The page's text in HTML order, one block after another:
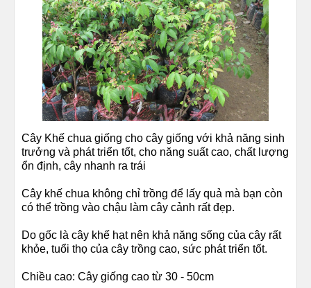
Cây Khế chua giống cho cây giống với khả năng sinh
trưởng và phát triển tốt, cho năng suất cao, chất lượng
ổn định, cây nhanh ra trái
Cây khế chua không chỉ trồng để lấy quả mà bạn còn
có thể trồng vào chậu làm cây cảnh rất đẹp.
Do gốc là cây khế hạt nên khả năng sống của cây rất
khỏe, tuổi thọ của cây trồng cao, sức phát triển tốt.
Chiều cao: Cây giống cao từ 30 - 50cm